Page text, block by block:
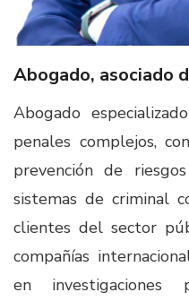
Abogado, asociado
Abogado
penales complejos,
prevención de
sistemas de criminal
clientes del sector
compañías
en investigaciones